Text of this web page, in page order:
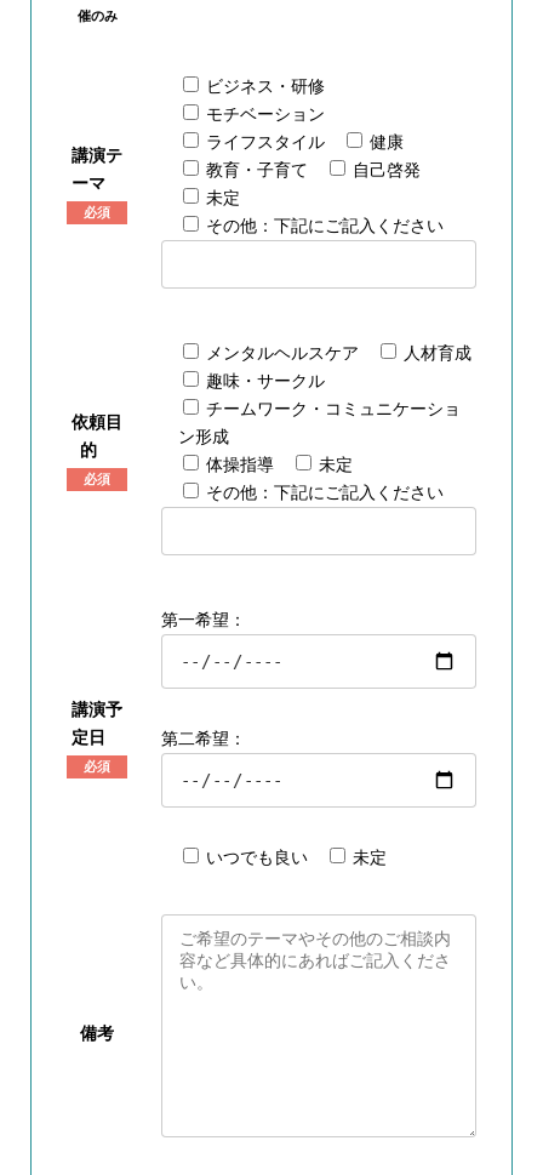
催のみ
講演テ
ーマ
必須
ビジネス・研修
モチベーション
ライフスタイル
健康
教育・子育て
自己啓発
未定
その他：下記にご記入ください
依頼目
的
必須
メンタルヘルスケア
人材育成
趣味・サークル
チームワーク・コミュニケーショ
ン形成
体操指導
未定
その他：下記にご記入ください
講演予
定日
必須
第一希望：
第二希望：
いつでも良い 未定
備考